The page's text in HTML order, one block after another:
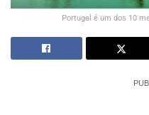
Portugal é um dos 10